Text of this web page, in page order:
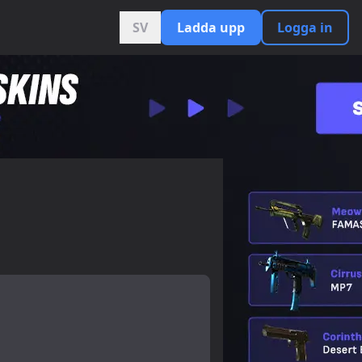
SV Ladda upp Logga in